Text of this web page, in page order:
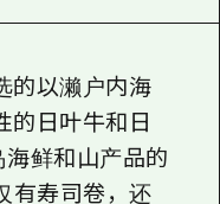
的以濑户内海
的日叶牛和日
海鲜和山产品的
有寿司卷，还